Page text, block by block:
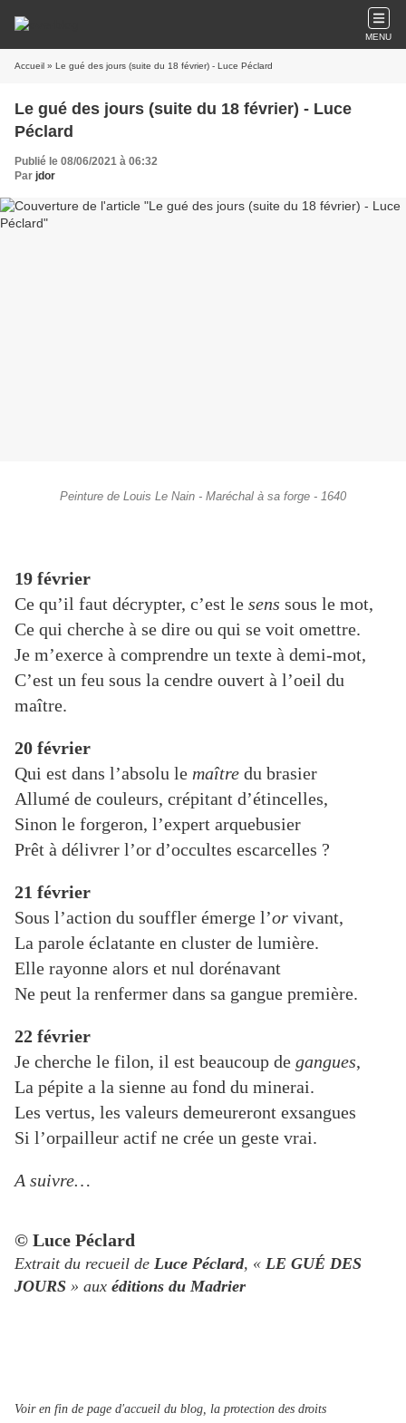
MENU
Accueil » Le gué des jours (suite du 18 février) - Luce Péclard
Le gué des jours (suite du 18 février) - Luce
Péclard
Publié le 08/06/2021 à 06:32
Par jdor
Peinture de Louis Le Nain - Maréchal à sa forge - 1640
19 février
Ce qu’il faut décrypter, c’est le sens sous le mot,
Ce qui cherche à se dire ou qui se voit omettre.
Je m’exerce à comprendre un texte à demi-mot,
C’est un feu sous la cendre ouvert à l’oeil du
maître.
20 février
Qui est dans l’absolu le maître du brasier
Allumé de couleurs, crépitant d’étincelles,
Sinon le forgeron, l’expert arquebusier
Prêt à délivrer l’or d’occultes escarcelles ?
21 février
Sous l’action du souffler émerge l’or vivant,
La parole éclatante en cluster de lumière.
Elle rayonne alors et nul dorénavant
Ne peut la renfermer dans sa gangue première.
22 février
Je cherche le filon, il est beaucoup de gangues,
La pépite a la sienne au fond du minerai.
Les vertus, les valeurs demeureront exsangues
Si l’orpailleur actif ne crée un geste vrai.
A suivre…
© Luce Péclard
Extrait du recueil de Luce Péclard, « LE GUÉ DES
JOURS » aux éditions du Madrier
Voir en fin de page d'accueil du blog, la protection des droits